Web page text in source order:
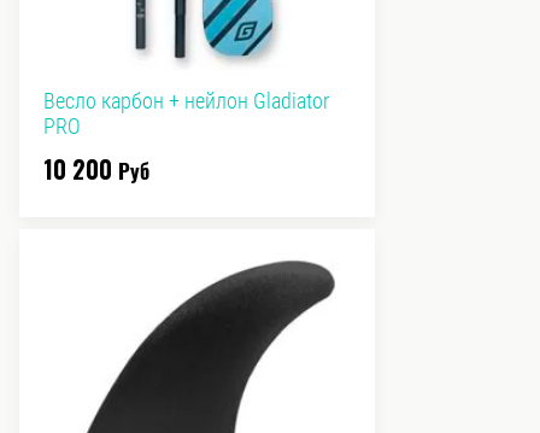
Весло карбон + нейлон Gladiator
PRO
10 200 Руб